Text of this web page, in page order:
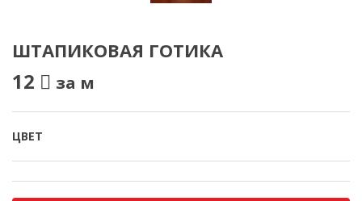
ШТАПИКОВАЯ ГОТИКА
12 за м
ЦВЕТ